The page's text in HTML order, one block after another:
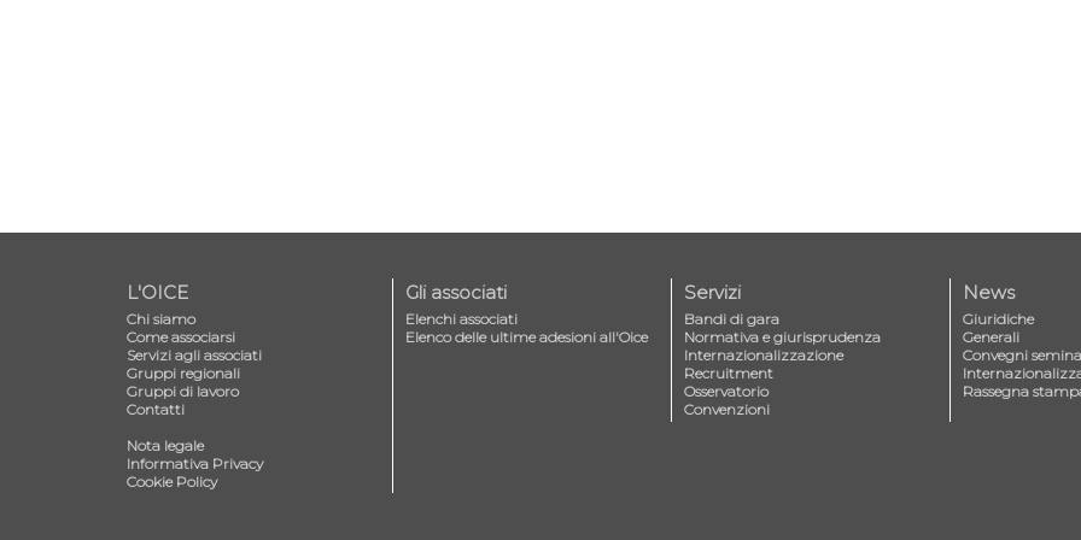
L'OICE
Chi siamo
Come associarsi
Servizi agli associati
Gruppi regionali
Gruppi di lavoro
Contatti
Nota legale
Informativa Privacy
Cookie Policy
Gli associati
Elenchi associati
Elenco delle ultime adesioni all'Oice
Servizi
Bandi di gara
Normativa e giurisprudenza
Internazionalizzazione
Recruitment
Osservatorio
Convenzioni
News
Giuridiche
Generali
Convegni
Rassegna